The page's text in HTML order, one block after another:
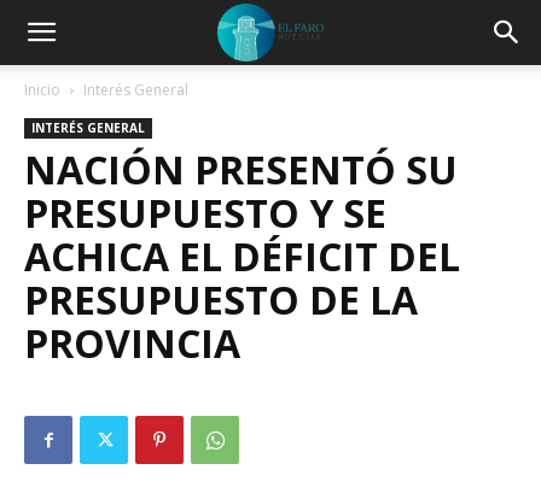
Inicio Interés General
INTERÉS GENERAL
NACIÓN PRESENTÓ SU
PRESUPUESTO Y SE
ACHICA EL DÉFICIT DEL
PRESUPUESTO DE LA
PROVINCIA